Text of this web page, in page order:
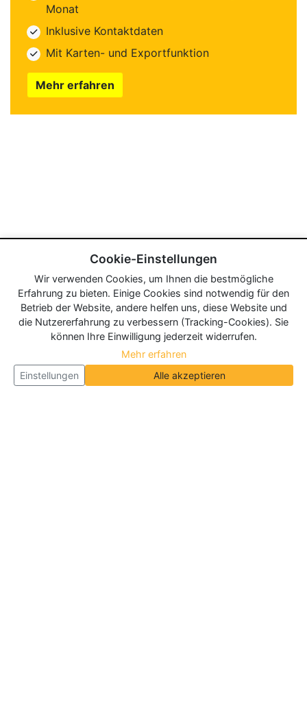
Monat
Inklusive Kontaktdaten
Mit Karten- und Exportfunktion
Mehr erfahren
Cookie-Einstellungen
Wir verwenden Cookies, um Ihnen die bestmögliche
Erfahrung zu bieten. Einige Cookies sind notwendig für den
Betrieb der Website, andere helfen uns, diese Website und
die Nutzererfahrung zu verbessern (Tracking-Cookies). Sie
können Ihre Einwilligung jederzeit widerrufen.
Mehr erfahren
Einstellungen
Alle akzeptieren